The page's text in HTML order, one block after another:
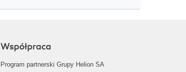
Współpraca
Program partnerski Grupy Helion SA